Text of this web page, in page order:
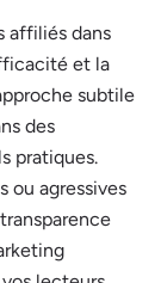
affiliés dans
et la
subtile
des
pratiques.
ou agressives